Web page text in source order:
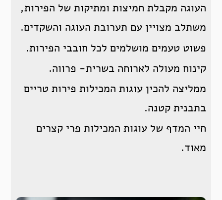
העוגה מקבלת חמיצות ומתיקות של הפירות,
משתלב מצויין עם תערובת העוגה והשקדים.
פשוט טעמים מושלמים לכל חובבי הפירות.
קינוח מעולה לארוחה בשרית- פרווה.
ממליצה להכין עוגות המכילות פירות טריים
בתבנית קטנה.
חיי המדף של עוגות המכילות פרי קצרים
מאוד.